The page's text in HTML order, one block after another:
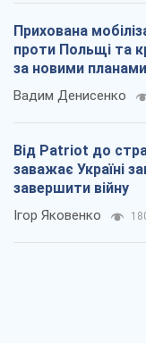
Прихована
проти Польщі та
за новими
Вадим Денисенко
Від Patriot до
заважає Україні
завершити війну
Ігор Яковенко